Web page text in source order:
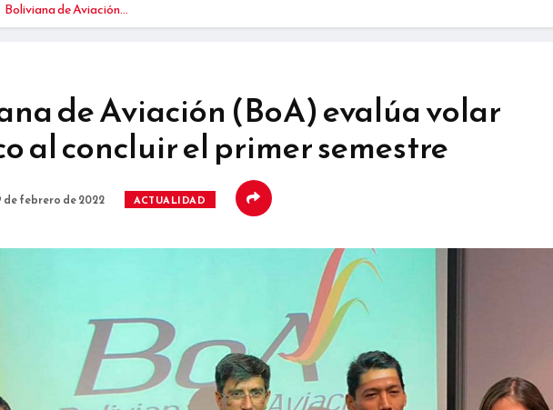
Boliviana de Aviación…
de Aviación (BoA) evalúa volar
al concluir el primer semestre
de febrero de 2022 ACTUALIDAD